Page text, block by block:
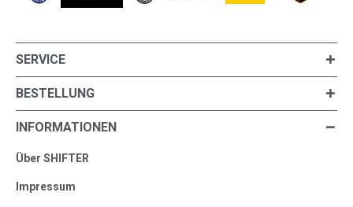
SERVICE
BESTELLUNG
INFORMATIONEN
Über SHIFTER
Impressum